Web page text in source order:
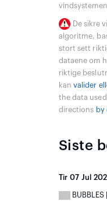
De sikre
algoritme,
stort sett
dataene om
riktige
kanvalider
the data
directions by
Siste
Tir 07 Jul